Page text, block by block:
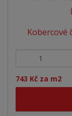
Kobercové
743 Kč za m2